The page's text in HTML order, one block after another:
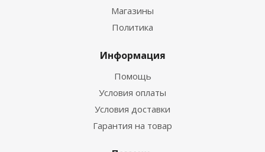
Магазины
Политика
Информация
Помощь
Условия оплаты
Условия доставки
Гарантия на товар